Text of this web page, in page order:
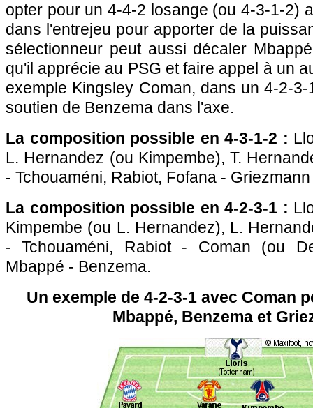
opter pour un 4-4-2 losange (ou 4-3-1-2)
dans l'entrejeu pour apporter de la
sélectionneur peut aussi décaler
qu'il apprécie au PSG et faire appel à un
exemple Kingsley Coman, dans un 4-2-
soutien de Benzema dans l'axe.
La composition possible en 4-3-1-2 :
L. Hernandez (ou Kimpembe), T.
- Tchouaméni, Rabiot, Fofana -
La composition possible en 4-2-3-1 :
Kimpembe (ou L. Hernandez), L.
- Tchouaméni, Rabiot - Coman (ou
Mbappé - Benzema.
Un exemple de 4-2-3-1 avec Coman
Mbappé, Benzema et